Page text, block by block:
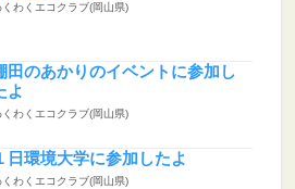
くわくエコクラブ(岡山県)
田のあかりのイベントに参加し
よ
くわくエコクラブ(岡山県)
日環境大学に参加したよ
くわくエコクラブ(岡山県)